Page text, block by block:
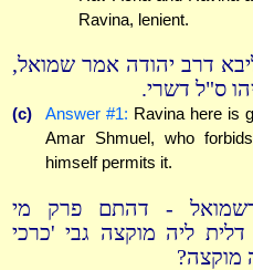
Ravina, lenient.
דרב יהודה אמר שמואל,
ס"ל דשרי.
(c) Answer #1: Ravina here is
Amar Shmuel, who
himself permits it.
- דהתם פרק מי
ליה מוקצה גבי 'כרכי
מוקצה?